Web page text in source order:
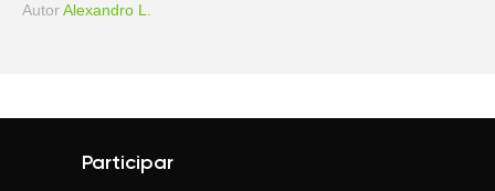
АutorAlexandro L.
Participar